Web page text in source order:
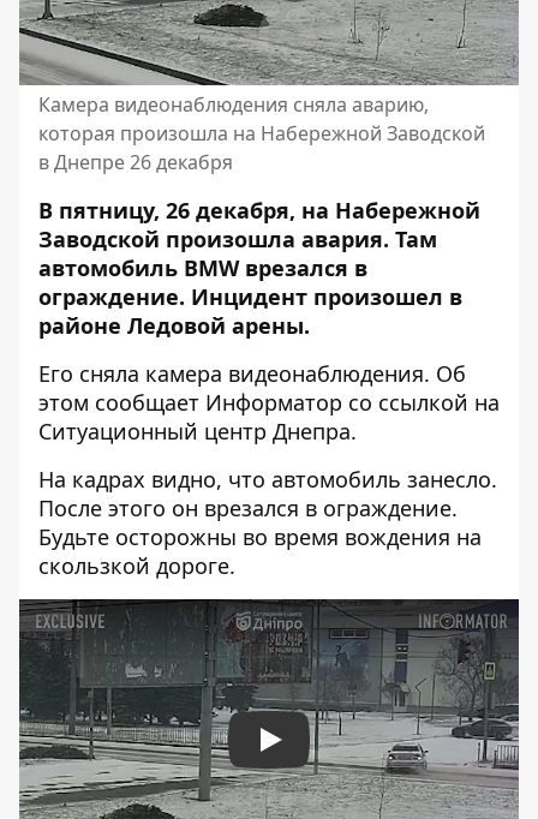
Камера видеонаблюдения сняла аварию,
которая произошла на Набережной Заводской
в ​​Днепре 26 декабря
В пятницу, 26 декабря, на Набережной
Заводской произошла авария. Там
автомобиль BMW врезался в
ограждение. Инцидент произошел в
районе Ледовой арены.
Его сняла камера видеонаблюдения. Об
этом сообщает Информатор со ссылкой на
Ситуационный центр Днепра.
На кадрах видно, что автомобиль занесло.
После этого он врезался в ограждение.
Будьте осторожны во время вождения на
скользкой дороге.
Play